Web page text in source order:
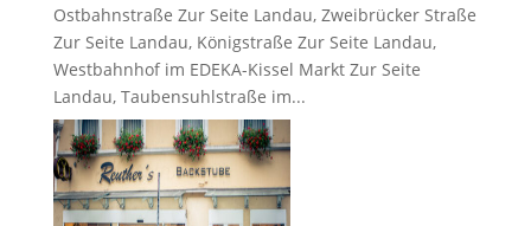
Ostbahnstraße Zur Seite Landau, Zweibrücker Straße
Zur Seite Landau, Königstraße Zur Seite Landau,
Westbahnhof im EDEKA-Kissel Markt Zur Seite
Landau, Taubensuhlstraße im...